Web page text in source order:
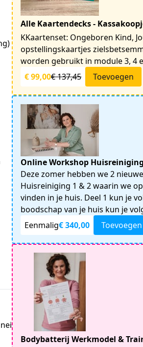
Alle Kaartendecks -
KKaartenset: Ongeboren Kind,
opstellingskaartjes
worden gebruikt in module 3, 4
€ 99,00€ 137,45 Toevoegen
Online Workshop
Deze zomer hebben we 2
Huisreiniging 1 & 2 waarin we
vinden in je huis. Deel 1 kun je
boodschap van je huis kun je
Eenmalig€ 340,00 Toevoegen
Bodybatterij Werkmodel &